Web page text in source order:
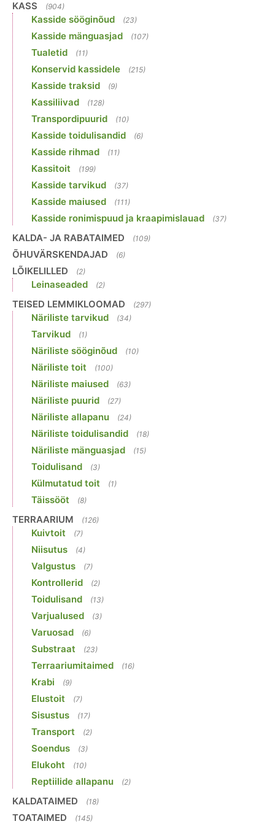
KASS (904)
Kasside sööginõud (23)
Kasside mänguasjad (107)
Tualetid (11)
Konservid kassidele (215)
Kasside traksid (9)
Kassiliivad (128)
Transpordipuurid (10)
Kasside toidulisandid (6)
Kasside rihmad (11)
Kassitoit (199)
Kasside tarvikud (37)
Kasside maiused (111)
Kasside ronimispuud ja kraapimislauad (37)
KALDA- JA RABATAIMED (109)
ÕHUVÄRSKENDAJAD (6)
LÕIKELILLED (2)
Leinaseaded (2)
TEISED LEMMIKLOOMAD (297)
Näriliste tarvikud (34)
Tarvikud (1)
Näriliste sööginõud (10)
Näriliste toit (100)
Näriliste maiused (63)
Näriliste puurid (27)
Näriliste allapanu (24)
Näriliste toidulisandid (18)
Näriliste mänguasjad (15)
Toidulisand (3)
Külmutatud toit (1)
Täissööt (8)
TERRAARIUM (126)
Kuivtoit (7)
Niisutus (4)
Valgustus (7)
Kontrollerid (2)
Toidulisand (13)
Varjualused (3)
Varuosad (6)
Substraat (23)
Terraariumitaimed (16)
Krabi (9)
Elustoit (7)
Sisustus (17)
Transport (2)
Soendus (3)
Elukoht (10)
Reptiilide allapanu (2)
KALDATAIMED (18)
TOATAIMED (145)